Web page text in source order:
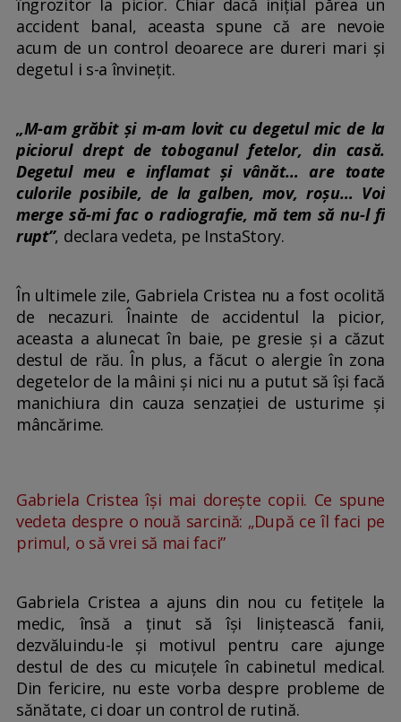
îngrozitor la picior. Chiar dacă inițial părea un
accident banal, aceasta spune că are nevoie
acum de un control deoarece are dureri mari și
degetul i s-a învinețit.
„M-am grăbit și m-am lovit cu degetul mic de la
piciorul drept de toboganul fetelor, din casă.
Degetul meu e inflamat și vânăt… are toate
culorile posibile, de la galben, mov, roșu… Voi
merge să-mi fac o radiografie, mă tem să nu-l fi
rupt”, declara vedeta, pe InstaStory.
În ultimele zile, Gabriela Cristea nu a fost ocolită
de necazuri. Înainte de accidentul la picior,
aceasta a alunecat în baie, pe gresie și a căzut
destul de rău. În plus, a făcut o alergie în zona
degetelor de la mâini și nici nu a putut să își facă
manichiura din cauza senzației de usturime și
mâncărime.
Gabriela Cristea își mai dorește copii. Ce spune
vedeta despre o nouă sarcină: „După ce îl faci pe
primul, o să vrei să mai faci”
Gabriela Cristea a ajuns din nou cu fetițele la
medic, însă a ținut să își liniștească fanii,
dezvăluindu-le și motivul pentru care ajunge
destul de des cu micuțele în cabinetul medical.
Din fericire, nu este vorba despre probleme de
sănătate, ci doar un control de rutină.